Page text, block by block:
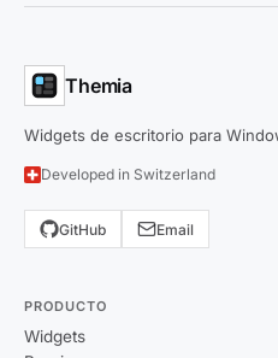
Themia
Widgets de escritorio para
Developed in Switzerland
GitHub Email
PRODUCTO
Widgets